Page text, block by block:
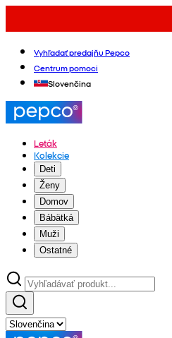
Vyhľadať predajňu Pepco
Centrum pomoci
Slovenčina
Leták
Kolekcie
Deti
Ženy
Domov
Bábätká
Muži
Ostatné